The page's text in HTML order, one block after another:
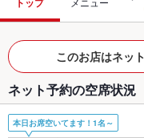
このお店はネッ
ネット予約の空席状況
本日お席空いてます！1名～